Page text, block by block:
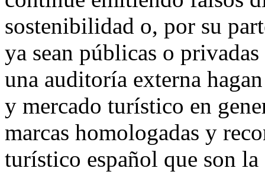
sostenibilidad o, por su
ya sean públicas o
una auditoría externa
y mercado turístico en
marcas homologadas y
turístico español que son